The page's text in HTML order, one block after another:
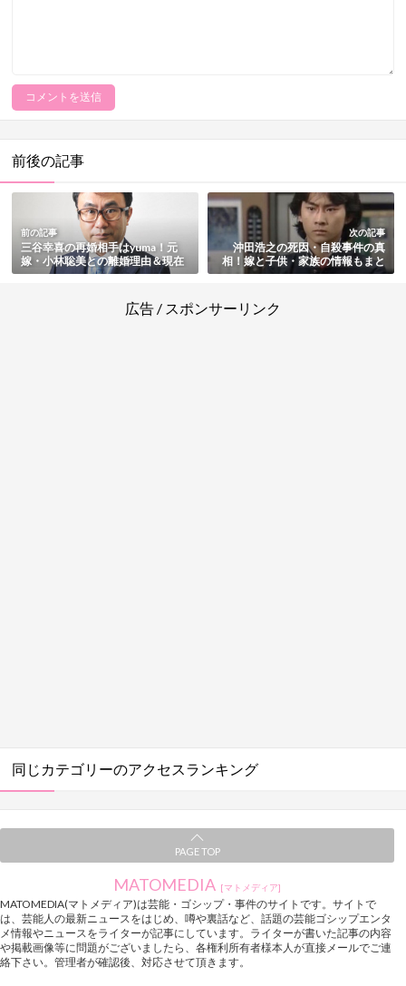
前後の記事
前の記事
三谷幸喜の再婚相手はyuma！元
嫁・小林聡美との離婚理由＆現在
の妻と子供の情報まとめ
次の記事
沖田浩之の死因・自殺事件の真
相！嫁と子供・家族の情報もまと
め
広告 / スポンサーリンク
同じカテゴリーのアクセスランキング
PAGE TOP
MATOMEDIA [マトメディア]
MATOMEDIA(マトメディア)は芸能・ゴシップ・事件のサイトです。サイトで
は、芸能人の最新ニュースをはじめ、噂や裏話など、話題の芸能ゴシップエンタ
メ情報やニュースをライターが記事にしています。ライターが書いた記事の内容
や掲載画像等に問題がございましたら、各権利所有者様本人が直接メールでご連
絡下さい。管理者が確認後、対応させて頂きます。